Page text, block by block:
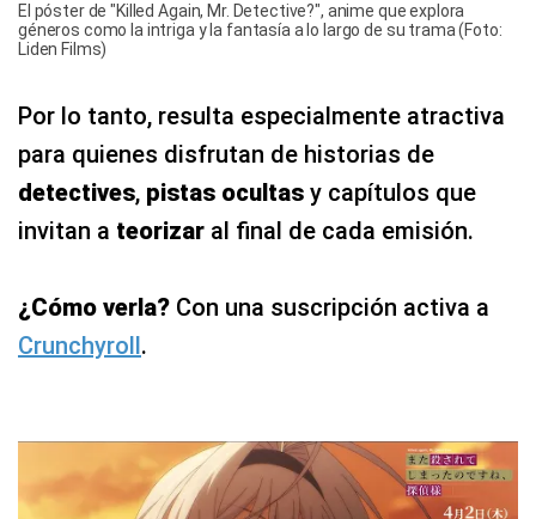
El póster de "Killed Again, Mr. Detective?", anime que explora
géneros como la intriga y la fantasía a lo largo de su trama (Foto:
Liden Films)
Por lo tanto, resulta especialmente atractiva
para quienes disfrutan de historias de
detectives, pistas ocultas y capítulos que
invitan a teorizar al final de cada emisión.
¿Cómo verla? Con una suscripción activa a
Crunchyroll .